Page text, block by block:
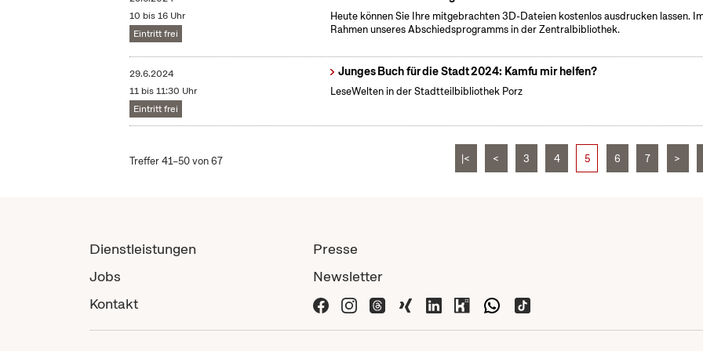
10 bis 16 Uhr
Eintritt frei
Heute können Sie Ihre mitgebrachten 3D-Dateien kostenlos ausdrucken lassen.
Rahmen unseres Abschiedsprogramms in der Zentralbibliothek.
29.6.2024
11 bis 11:30 Uhr
Eintritt frei
Junges Buch für die Stadt 2024: Kamfu mir helfen?
LeseWelten in der Stadtteilbibliothek Porz
Treffer 41–50 von 67 |< < 3 4 5 6 7 >
Dienstleistungen
Jobs
Kontakt
Presse
Newsletter